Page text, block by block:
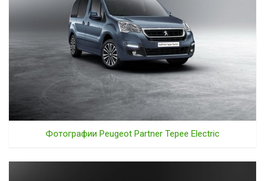
Фотографии Peugeot Partner Tepee Electric